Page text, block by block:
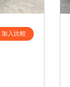
加入比較